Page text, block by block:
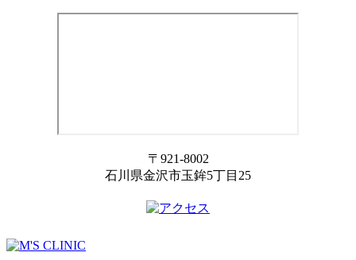
〒921-8002
石川県金沢市玉鉾5丁目25